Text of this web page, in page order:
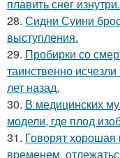
плавить снег изнутри.
28. Сидни Суини
выступления.
29. Пробирки со
таинственно
лет назад.
30. В медицинских
модели, где плод
31. Говорят хорошая
временем,